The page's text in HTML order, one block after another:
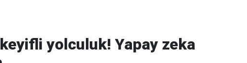
yolculuk! Yapay zeka